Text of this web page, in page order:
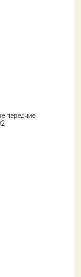
передние